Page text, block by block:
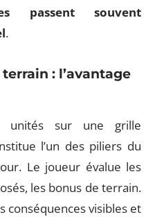
passent souvent
.
: l’avantage
unités sur une grille
l’un des piliers du
Le joueur évalue les
les bonus de terrain.
conséquences visibles et